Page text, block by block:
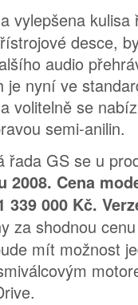
vylepšena
desce,
audio
je nyní ve
volitelně se
semi-anilin.
řada GS se u
2008. Cena
339 000 Kč.
za shodnou
mít možnost